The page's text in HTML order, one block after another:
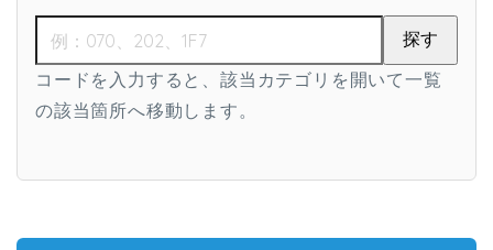
探す
コードを入力すると、該当カテゴリを開いて一覧
の該当箇所へ移動します。